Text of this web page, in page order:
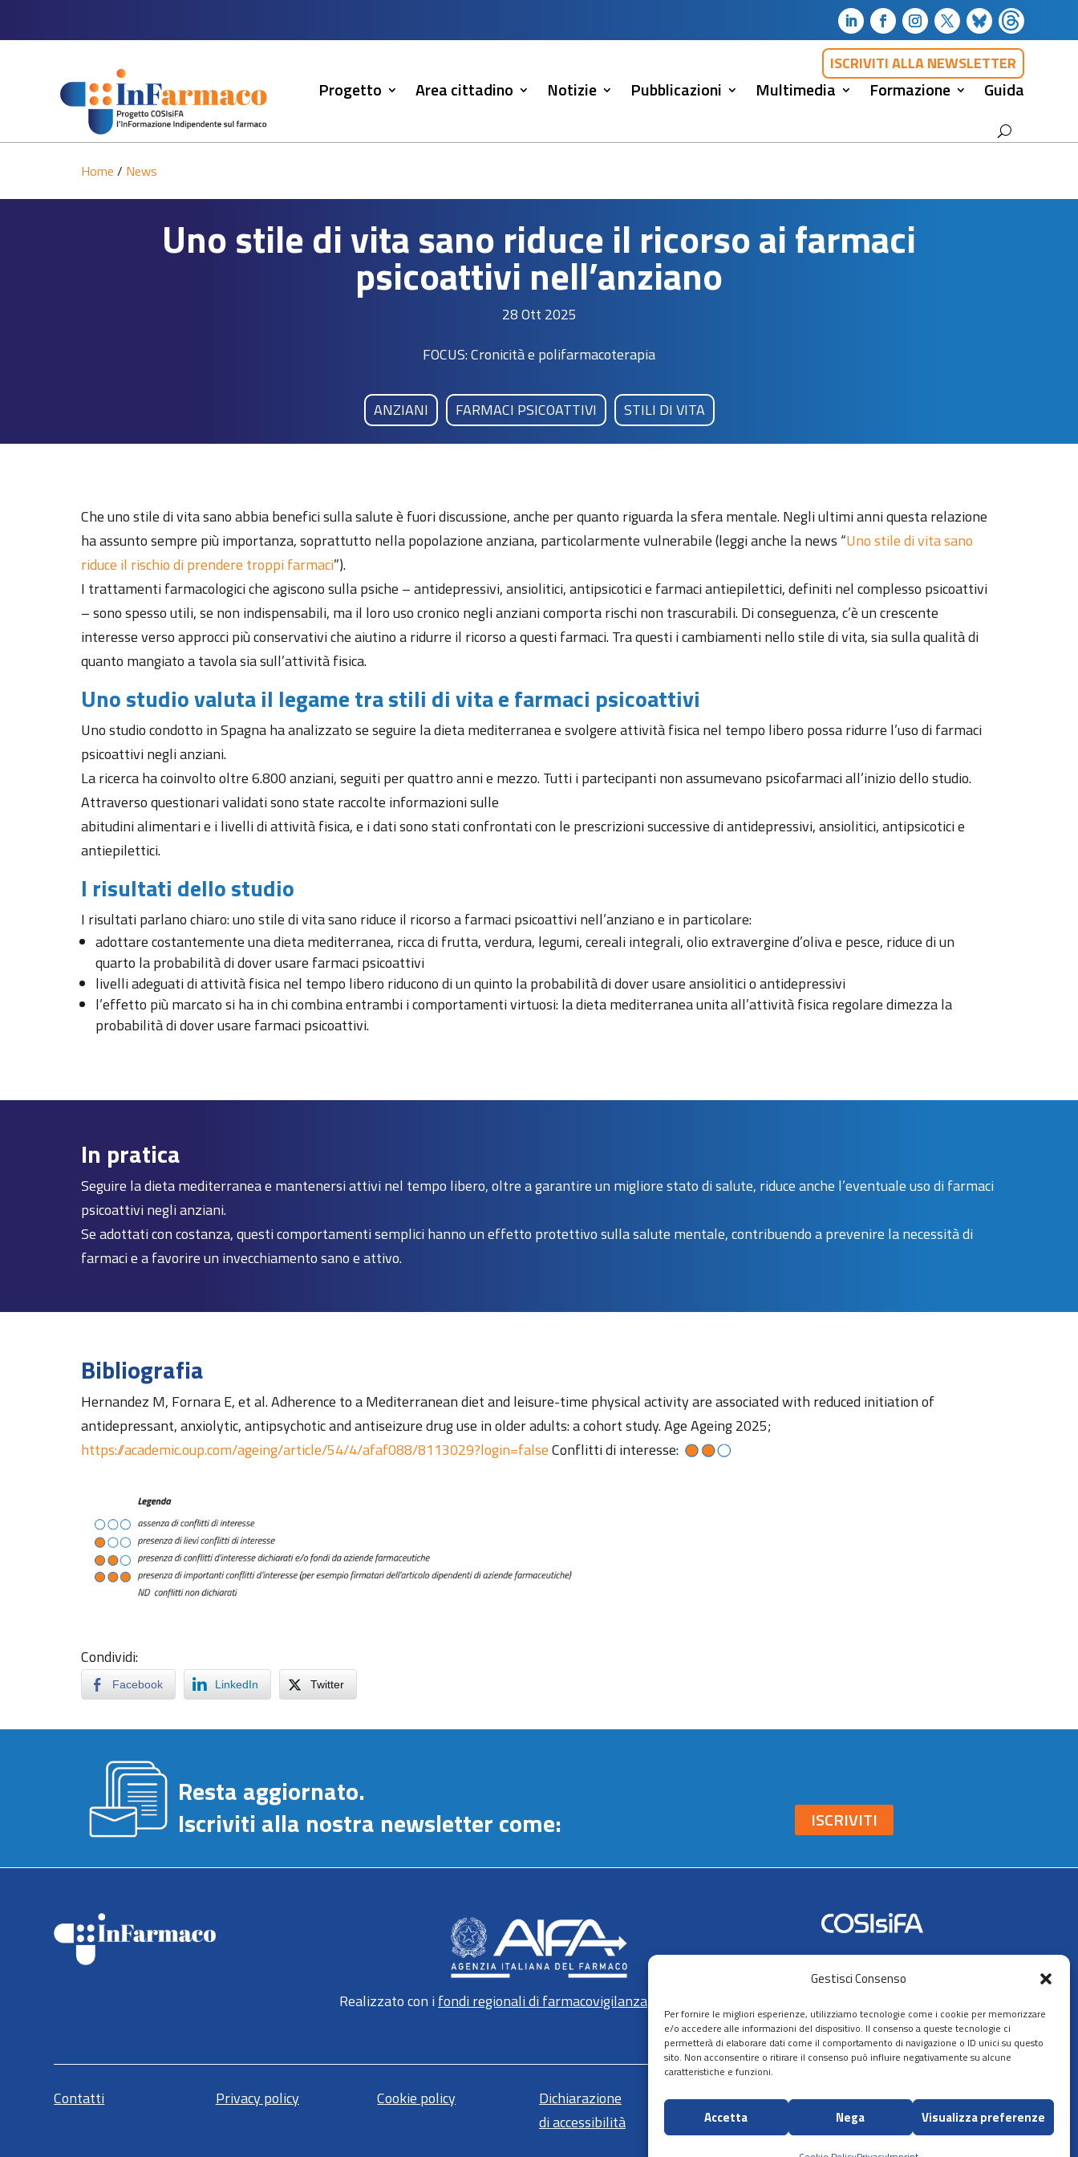
Gestisci Consenso
Per fornire le migliori esperienze, utilizziamo tecnologie come i cookie per memorizzare
e/o accedere alle informazioni del dispositivo. Il consenso a queste tecnologie ci
permetterà di elaborare dati come il comportamento di navigazione o ID unici su questo
sito. Non acconsentire o ritirare il consenso può influire negativamente su alcune
caratteristiche e funzioni.
Accetta Nega Visualizza preferenze
ISCRIVITI ALLA NEWSLETTER
Progetto Area cittadino Notizie Pubblicazioni Multimedia Formazione Guida
Home / News
Uno stile di vita sano riduce il ricorso ai farmaci
psicoattivi nell’anziano
28 Ott 2025
FOCUS: Cronicità e polifarmacoterapia
ANZIANI FARMACI PSICOATTIVI STILI DI VITA
Che uno stile di vita sano abbia benefici sulla salute è fuori discussione, anche per quanto riguarda la sfera mentale. Negli ultimi anni questa relazione
ha assunto sempre più importanza, soprattutto nella popolazione anziana, particolarmente vulnerabile (leggi anche la news “Uno stile di vita sano
riduce il rischio di prendere troppi farmaci”).
I trattamenti farmacologici che agiscono sulla psiche – antidepressivi, ansiolitici, antipsicotici e farmaci antiepilettici, definiti nel complesso psicoattivi
– sono spesso utili, se non indispensabili, ma il loro uso cronico negli anziani comporta rischi non trascurabili. Di conseguenza, c’è un crescente
interesse verso approcci più conservativi che aiutino a ridurre il ricorso a questi farmaci. Tra questi i cambiamenti nello stile di vita, sia sulla qualità di
quanto mangiato a tavola sia sull’attività fisica.
Uno studio valuta il legame tra stili di vita e farmaci psicoattivi
Uno studio condotto in Spagna ha analizzato se seguire la dieta mediterranea e svolgere attività fisica nel tempo libero possa ridurre l’uso di farmaci
psicoattivi negli anziani.
La ricerca ha coinvolto oltre 6.800 anziani, seguiti per quattro anni e mezzo. Tutti i partecipanti non assumevano psicofarmaci all’inizio dello studio.
Attraverso questionari validati sono state raccolte informazioni sulle
abitudini alimentari e i livelli di attività fisica, e i dati sono stati confrontati con le prescrizioni successive di antidepressivi, ansiolitici, antipsicotici e
antiepilettici.
I risultati dello studio
I risultati parlano chiaro: uno stile di vita sano riduce il ricorso a farmaci psicoattivi nell’anziano e in particolare:
adottare costantemente una dieta mediterranea, ricca di frutta, verdura, legumi, cereali integrali, olio extravergine d’oliva e pesce, riduce di un
quarto la probabilità di dover usare farmaci psicoattivi
livelli adeguati di attività fisica nel tempo libero riducono di un quinto la probabilità di dover usare ansiolitici o antidepressivi
l’effetto più marcato si ha in chi combina entrambi i comportamenti virtuosi: la dieta mediterranea unita all’attività fisica regolare dimezza la
probabilità di dover usare farmaci psicoattivi.
In pratica
Seguire la dieta mediterranea e mantenersi attivi nel tempo libero, oltre a garantire un migliore stato di salute, riduce anche l’eventuale uso di farmaci
psicoattivi negli anziani.
Se adottati con costanza, questi comportamenti semplici hanno un effetto protettivo sulla salute mentale, contribuendo a prevenire la necessità di
farmaci e a favorire un invecchiamento sano e attivo.
Bibliografia
Hernandez M, Fornara E, et al. Adherence to a Mediterranean diet and leisure-time physical activity are associated with reduced initiation of
antidepressant, anxiolytic, antipsychotic and antiseizure drug use in older adults: a cohort study. Age Ageing 2025;
https://academic.oup.com/ageing/article/54/4/afaf088/8113029?login=falseConflitti di interesse:
Condividi:
Facebook LinkedIn Twitter
Resta aggiornato.
Iscriviti alla nostra newsletter come:
ISCRIVITI
Realizzato con ifondi regionali di farmacovigilanzagestiti da AIFA
Seguici su:
Contatti Privacy policy Cookie policy
Dichiarazione
di accessibilità
Mappa del sito
Sito ideato, sviluppato e gestito